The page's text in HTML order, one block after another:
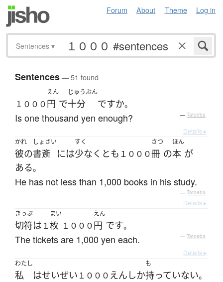
Forum About Theme Log in
Sentences ▾
Sentences— 51 found
１０００
えん
円 で
じゅうぶん
十分 ですか。
Is one thousand yen enough? — Tatoeba
Details ▸
かれ
彼の
しょさい
書斎 には
すく
少なくとも １０００
さつ
冊 の
ほん
本 が
ある。
He has not less than 1,000 books in his study.
— Tatoeba
Details ▸
きっぷ
切符は １
まい
枚 １０００
えん
円 です。
The tickets are 1,000 yen each. — Tatoeba
Details ▸
わたし
私 はせいぜい １０００ えん しか
も
持っていない。